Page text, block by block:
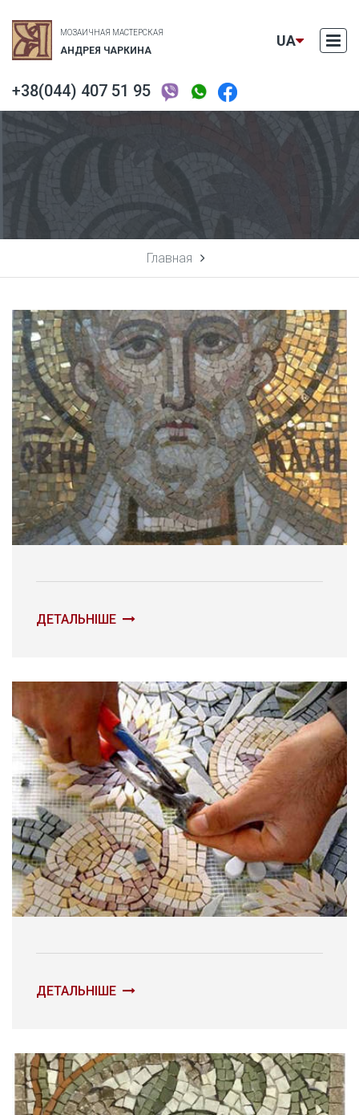
МОЗАИЧНАЯ МАСТЕРСКАЯ
АНДРЕЯ ЧАРКИНА
UA
+38(044) 407 51 95
Главная
ДЕТАЛЬНІШЕ
ДЕТАЛЬНІШЕ